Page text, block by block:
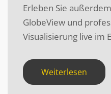
Erleben Sie
GlobeView und
Visualisierung live im
Weiterlesen